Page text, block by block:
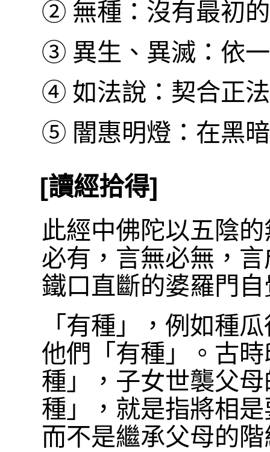
② 無種：沒有最初
③ 異生、異滅：依
④ 如法說：契合正
⑤ 闇惠明燈：在黑
[讀經拾得]
此經中佛陀以五陰
必有，言無必無，
鐵口直斷的婆羅門
「有種」，例如種
他們「有種」。古
種」，子女世襲父
種」，就是指將相
而不是繼承父母的